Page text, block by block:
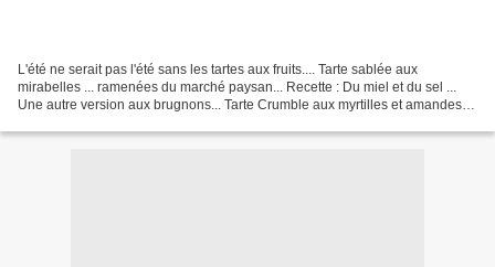
L'été ne serait pas l'été sans les tartes aux fruits.... Tarte sablée aux
mirabelles ... ramenées du marché paysan... Recette : Du miel et du sel ...
Une autre version aux brugnons... Tarte Crumble aux myrtilles et amandes :